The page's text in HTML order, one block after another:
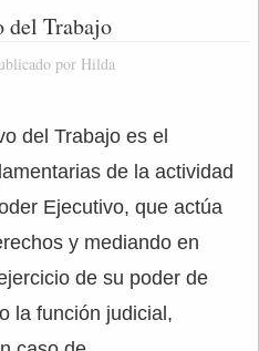
del Trabajo
por Hilda
del Trabajo es el
de la actividad
Ejecutivo, que actúa
y mediando en
de su poder de
la función judicial,